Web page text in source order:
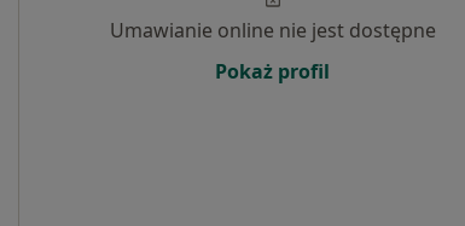
Umawianie online nie jest dostępne
Pokaż profil